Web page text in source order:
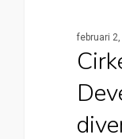
februari 2,